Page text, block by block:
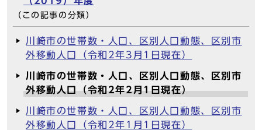
（この記事の分類）
川崎市の世帯数・人口、区別人口動態、区別市
外移動人口（令和2年3月1日現在）
川崎市の世帯数・人口、区別人口動態、区別市
外移動人口（令和2年2月1日現在）
川崎市の世帯数・人口、区別人口動態、区別市
外移動人口（令和2年1月1日現在）